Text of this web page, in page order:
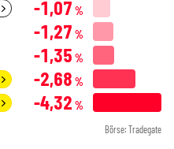
-1,07 %
-1,27 %
-1,35 %
-2,68 %
-4,32 %
Börse: Tradegate